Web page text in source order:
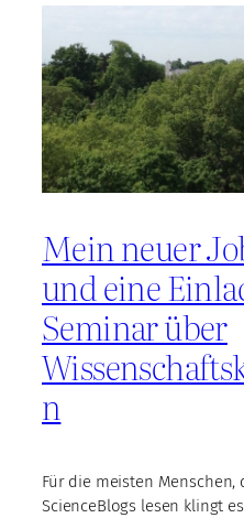
Mein neuer
und eine
Seminar über
n
Für die meisten
ScienceBlogs lesen klingt